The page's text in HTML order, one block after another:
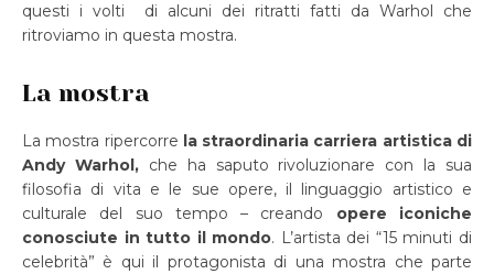
questi i volti di alcuni dei ritratti fatti da Warhol che
ritroviamo in questa mostra.
La mostra
La mostra ripercorre la straordinaria carriera artistica di
Andy Warhol,che ha saputo rivoluzionare con la sua
filosofia di vita e le sue opere, il linguaggio artistico e
culturale del suo tempo – creando opere iconiche
conosciute in tutto il mondo. L’artista dei “15 minuti di
celebrità” è qui il protagonista di una mostra che parte